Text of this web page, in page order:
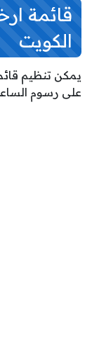
قائمة
الكويت
يمكن تنظيم
على رسوم